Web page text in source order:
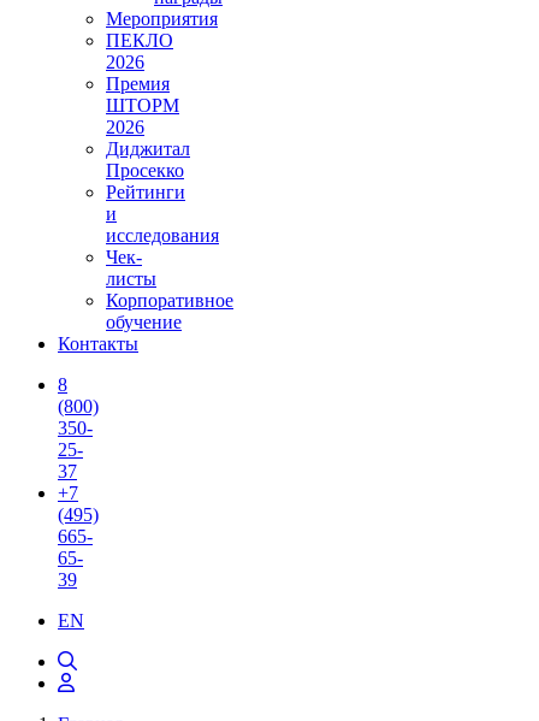
Мероприятия
ПЕКЛО
2026
Премия
ШТОРМ
2026
Диджитал
Просекко
Рейтинги
и
исследования
Чек-
листы
Корпоративное
обучение
Контакты
8
(800)
350-
25-
37
+7
(495)
665-
65-
39
EN